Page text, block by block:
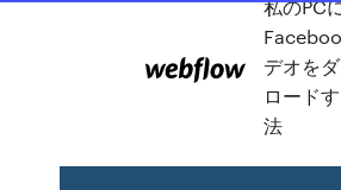
私のPC
デオを
ロード
法